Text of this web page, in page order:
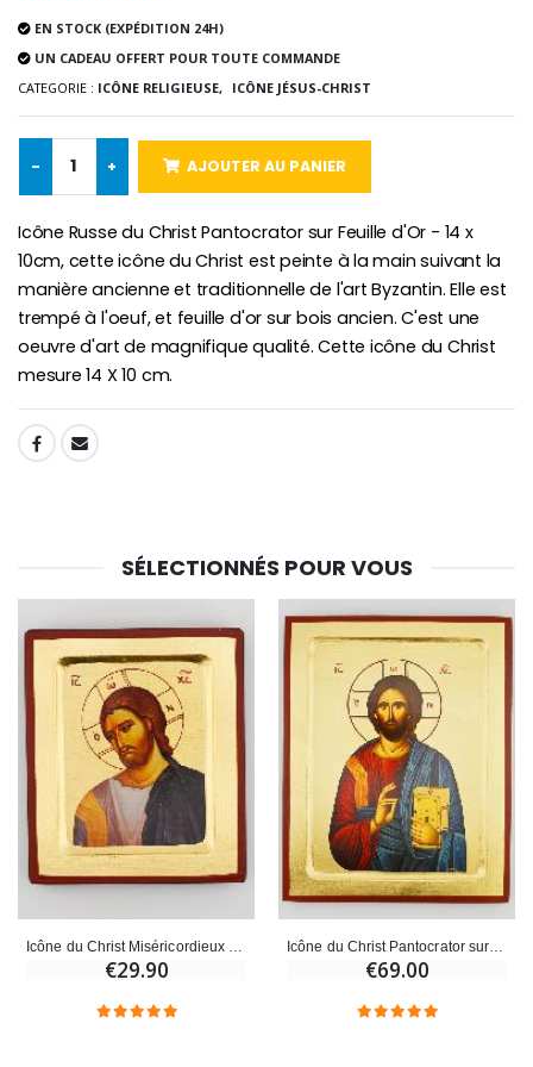
€78.00 €58.50
Huile d'Onction
€9.90
Bougie Neuvaine pour une Guérison - 17.5cm
€4.90 €23.00
EN STOCK (EXPÉDITION 24H)
UN CADEAU OFFERT POUR TOUTE COMMANDE
CATEGORIE : ICÔNE RELIGIEUSE, ICÔNE JÉSUS-CHRIST
- + AJOUTER AU PANIER
Icône Russe du Christ Pantocrator sur Feuille d'Or - 14 x
10cm, cette icône du Christ est peinte à la main suivant la
manière ancienne et traditionnelle de l'art Byzantin. Elle est
trempé à l'oeuf, et feuille d'or sur bois ancien. C'est une
oeuvre d'art de magnifique qualité. Cette icône du Christ
mesure 14 X 10 cm.
SHARE:
SÉLECTIONNÉS POUR VOUS
€29.90 €69.00